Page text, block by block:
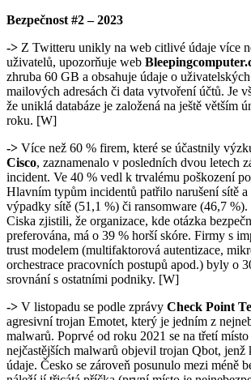
Bezpečnost #2 – 2023
-> Z Twitteru unikly na web citlivé údaje více
uživatelů, upozorňuje web
zhruba 60 GB a obsahuje údaje o
mailových adresách či data vytvoření účtů. Je
že uniklá databáze je založená na ještě větším
roku. [W]
-> Více než 60 % firem, které se účastnily
Cisco, zaznamenalo v posledních dvou letech
incident. Ve 40 % vedl k trvalému poškození
Hlavním typům incidentů patřilo narušení sítě a
výpadky sítě (51,1 %) či ransomware (46,7
Ciska zjistili, že organizace, kde otázka
preferována, má o 39 % horší skóre. Firmy s
trust modelem (multifaktorová autentizace,
orchestrace pracovních postupů apod.) byly o
srovnání s ostatními podniky. [W]
-> V listopadu se podle zprávy Check Point
agresivní trojan Emotet, který je jedním z
malwarů. Poprvé od roku 2021 se na třetí
nejčastějších malwarů objevil trojan Qbot, jenž
údaje. Česko se zároveň posunulo mezi méně